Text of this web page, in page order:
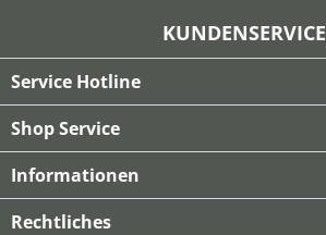
KUNDENSERVICE
Service Hotline
Shop Service
Informationen
Rechtliches